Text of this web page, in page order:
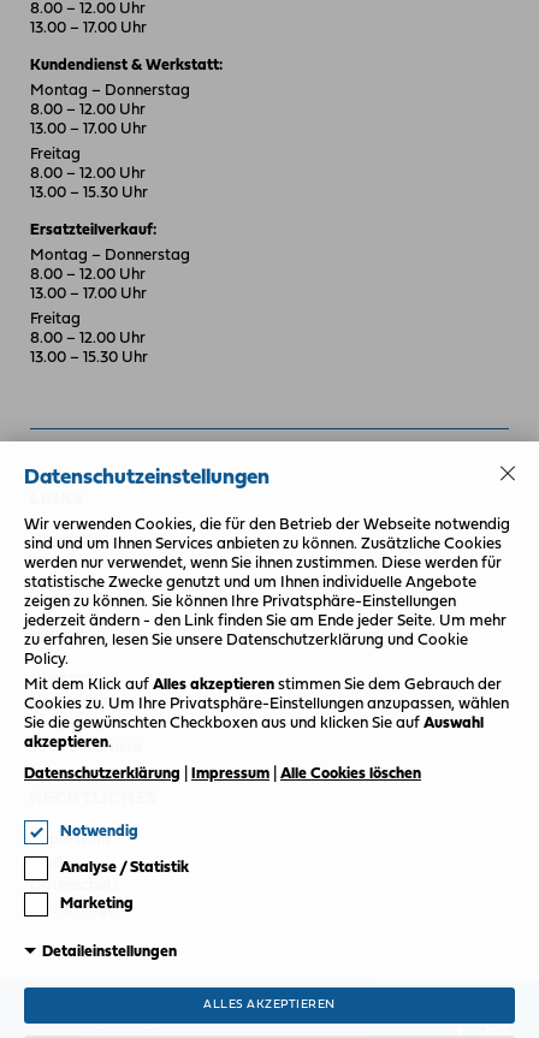
8.00 – 12.00 Uhr
13.00 – 17.00 Uhr
Kundendienst & Werkstatt:
Montag – Donnerstag
8.00 – 12.00 Uhr
13.00 – 17.00 Uhr
Freitag
8.00 – 12.00 Uhr
13.00 – 15.30 Uhr
Ersatzteilverkauf:
Montag – Donnerstag
8.00 – 12.00 Uhr
13.00 – 17.00 Uhr
Freitag
8.00 – 12.00 Uhr
13.00 – 15.30 Uhr
Newsletter
Termin vereinbaren
Probefahrt vereinbaren
INFOS
Über uns
Unsere Standorte
Ansprechpartner
Jobs & Karriere
Impressum
AGB
Datenschutz
Einstellungen
© 2026 Jagersberger Automobil
Datenschutzeinstellungen
Wir verwenden Cookies, die für den Betrieb der Webseite notwendig
sind und um Ihnen Services anbieten zu können. Zusätzliche Cookies
werden nur verwendet, wenn Sie ihnen zustimmen. Diese werden für
statistische Zwecke genutzt und um Ihnen individuelle Angebote
zeigen zu können. Sie können Ihre Privatsphäre-Einstellungen
jederzeit ändern - den Link finden Sie am Ende jeder Seite. Um mehr
zu erfahren, lesen Sie unsere Datenschutzerklärung und Cookie
Policy.
Mit dem Klick auf Alles akzeptieren stimmen Sie dem Gebrauch der
Cookies zu. Um Ihre Privatsphäre-Einstellungen anzupassen, wählen
Sie die gewünschten Checkboxen aus und klicken Sie auf Auswahl
akzeptieren.
Datenschutzerklärung
Impressum Alle Cookies löschen
Notwendig
Analyse / Statistik
Marketing
Detaileinstellungen
ALLES AKZEPTIEREN